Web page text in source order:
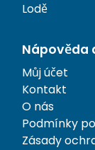
Lodě
Nápověda
Můj účet
Kontakt
O nás
Podmínky
Zásady